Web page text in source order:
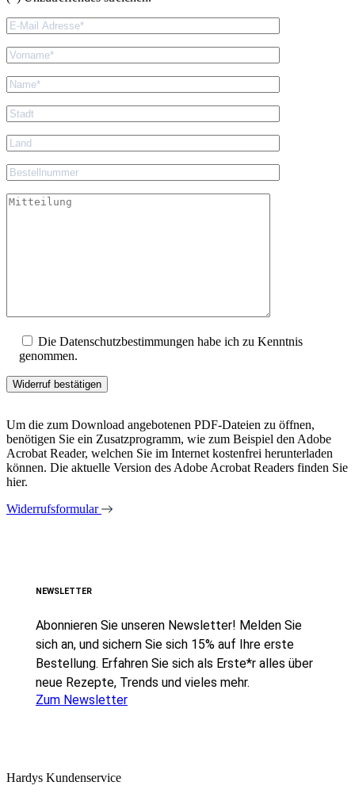
Die Datenschutzbestimmungen habe ich zu Kenntnis
genommen.
Um die zum Download angebotenen PDF-Dateien zu öffnen,
benötigen Sie ein Zusatzprogramm, wie zum Beispiel den Adobe
Acrobat Reader, welchen Sie im Internet kostenfrei herunterladen
können. Die aktuelle Version des Adobe Acrobat Readers finden Sie
hier.
Widerrufsformular
NEWSLETTER
Abonnieren Sie unseren Newsletter! Melden Sie
sich an, und sichern Sie sich 15% auf Ihre erste
Bestellung. Erfahren Sie sich als Erste*r alles über
neue Rezepte, Trends und vieles mehr.
Zum Newsletter
Hardys Kundenservice